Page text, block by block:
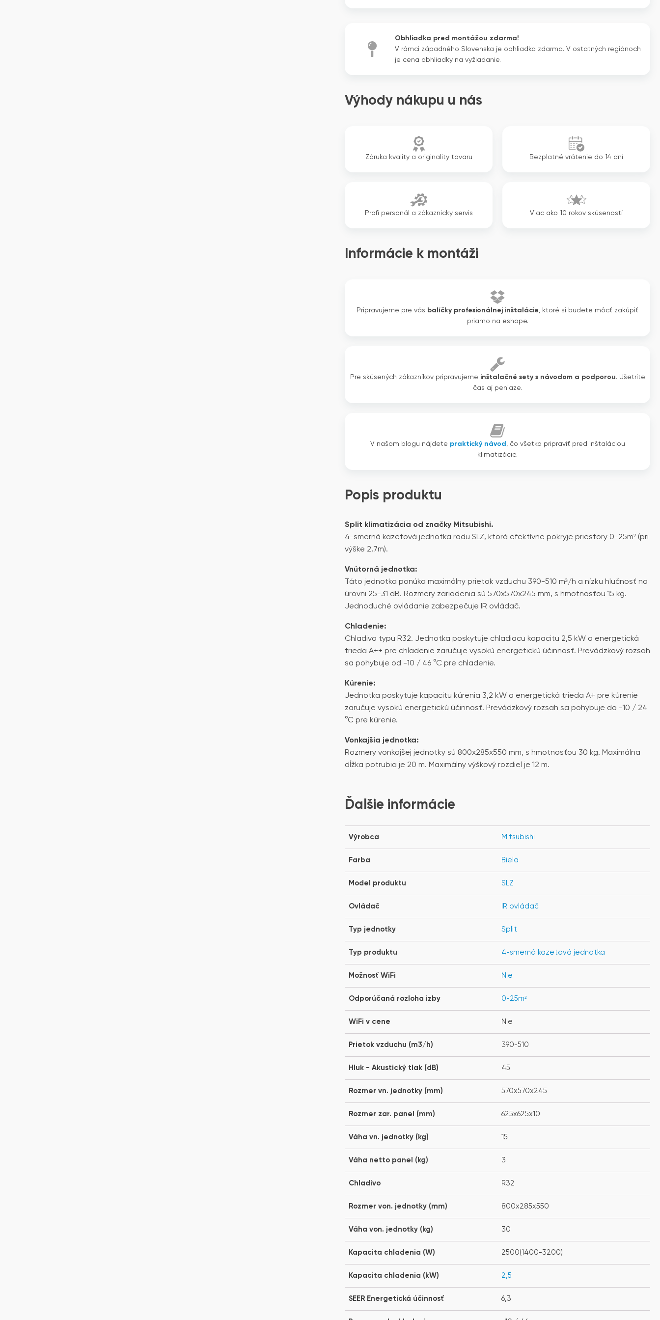
410€.
025€.
Obhliadka pred montážou zdarma!
V rámci západného Slovenska je obhliadka zdarma. V ostatných regiónoch
je cena obhliadky na vyžiadanie.
Výhody nákupu u nás
Záruka kvality a originality tovaru Bezplatné vrátenie do 14 dní
Profi personál a zákaznícky servis Viac ako 10 rokov skúseností
Informácie k montáži
Pripravujeme pre vás balíčky profesionálnej inštalácie , ktoré si budete môcť zakúpiť
priamo na eshope.
Pre skúsených zákazníkov pripravujeme inštalačné sety s návodom a podporou. Ušetríte
čas aj peniaze.
V našom blogu nájdete praktický návod
, čo všetko pripraviť pred inštaláciou
klimatizácie.
Popis produktu
Split klimatizácia od značky Mitsubishi.
4-smerná kazetová jednotka radu SLZ, ktorá efektívne pokryje priestory 0-25m² (pri
výške 2,7m).
Vnútorná jednotka:
Táto jednotka ponúka maximálny prietok vzduchu 390-510 m³/h a nízku hlučnosť na
úrovni 25-31 dB. Rozmery zariadenia sú 570x570x245 mm, s hmotnosťou 15 kg.
Jednoduché ovládanie zabezpečuje IR ovládač.
Chladenie:
Chladivo typu R32. Jednotka poskytuje chladiacu kapacitu 2,5 kW a energetická
trieda A++ pre chladenie zaručuje vysokú energetickú účinnosť. Prevádzkový rozsah
sa pohybuje od -10 / 46 °C pre chladenie.
Kúrenie:
Jednotka poskytuje kapacitu kúrenia 3,2 kW a energetická trieda A+ pre kúrenie
zaručuje vysokú energetickú účinnosť. Prevádzkový rozsah sa pohybuje do -10 / 24
°C pre kúrenie.
Vonkajšia jednotka:
Rozmery vonkajšej jednotky sú 800x285x550 mm, s hmotnosťou 30 kg. Maximálna
dĺžka potrubia je 20 m. Maximálny výškový rozdiel je 12 m.
Ďalšie informácie
Výrobca Mitsubishi
Farba Biela
Model produktu SLZ
Ovládač IR ovládač
Typ jednotky Split
Typ produktu 4-smerná kazetová jednotka
Možnosť WiFi Nie
Odporúčaná rozloha izby 0-25m²
WiFi v cene Nie
Prietok vzduchu (m3/h) 390-510
Hluk - Akustický tlak (dB) 45
Rozmer vn. jednotky (mm) 570x570x245
Rozmer zar. panel (mm) 625x625x10
Váha vn. jednotky (kg) 15
Váha netto panel (kg) 3
Chladivo R32
Rozmer von. jednotky (mm) 800x285x550
Váha von. jednotky (kg) 30
Kapacita chladenia (W) 2500(1400-3200)
Kapacita chladenia (kW) 2,5
SEER Energetická účinnosť 6,3